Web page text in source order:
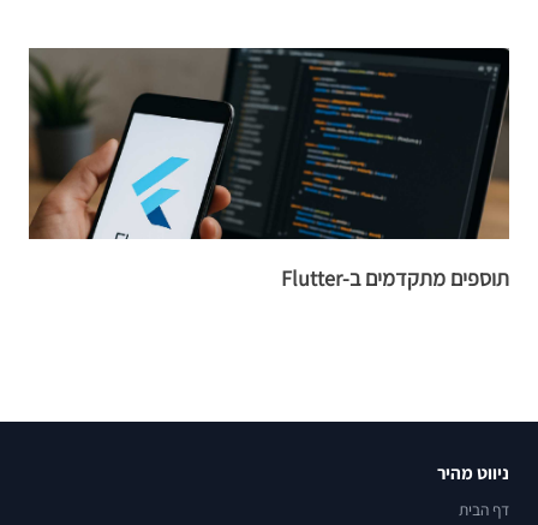
תוספים מתקדמים ב-Flutter
ניווט מהיר
דף הבית